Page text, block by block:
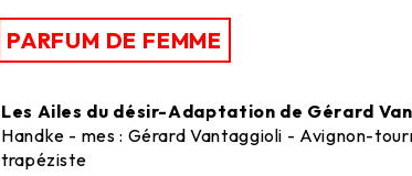
PARFUM DE FEMME
Les Ailes du désir-Adaptation de Gérard
Handke - mes : Gérard Vantaggioli - Avignon-
trapéziste